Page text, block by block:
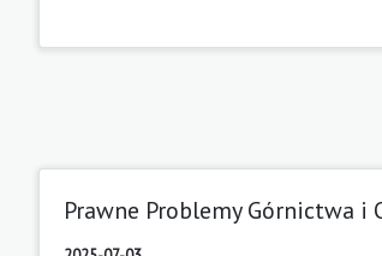
Prawne Problemy Górnictwa i